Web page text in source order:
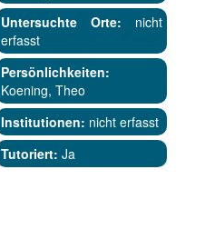
Untersuchte Orte: nicht
erfasst
Persönlichkeiten:
Koening, Theo
Institutionen: nicht erfasst
Tutoriert: Ja